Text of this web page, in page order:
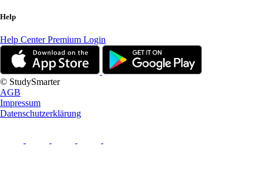
Help
Help CenterPremium Login
© StudySmarter
AGB
Impressum
Datenschutzerklärung